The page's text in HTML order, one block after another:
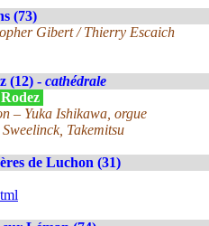
(73)
Gibert / Thierry Escaich
(12) - cathédrale
– Yuka Ishikawa, orgue
Takemitsu
de Luchon (31)